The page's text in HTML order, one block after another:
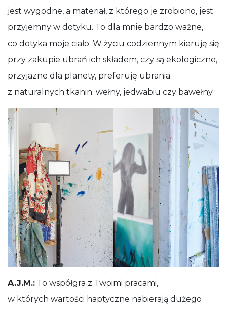
jest wygodne, a materiał, z którego je zrobiono, jest
przyjemny w dotyku. To dla mnie bardzo ważne,
co dotyka moje ciało. W życiu codziennym kieruję się
przy zakupie ubrań ich składem, czy są ekologiczne,
przyjazne dla planety, preferuję ubrania
z naturalnych tkanin: wełny, jedwabiu czy bawełny.
A.J.M.: To współgra z Twoimi pracami,
w których wartości haptyczne nabierają dużego